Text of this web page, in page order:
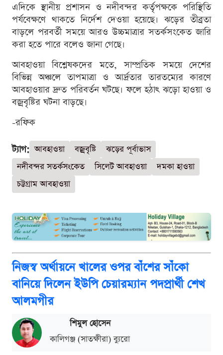
এদিকে স্থানীয় প্রশাসন ও নদীবন্দর কর্তৃপক্ষকে পরিস্থিতি
পর্যবেক্ষণে থাকতে নির্দেশ দেওয়া হয়েছে। ঝড়ের তীব্রতা
বাড়লে পরবর্তী সময়ে আরও উচ্চমাত্রার সতর্কসংকেত জারি
করা হতে পারে বলেও জানা গেছে।
আবহাওয়া বিশ্লেষকদের মতে, সাম্প্রতিক সময়ে দেশের
বিভিন্ন অঞ্চলে তাপমাত্রা ও আর্দ্রতার তারতম্যের কারণে
আবহাওয়ার দ্রুত পরিবর্তন ঘটছে। ফলে হঠাৎ ঝড়ো হাওয়া ও
বজ্রবৃষ্টির ঘটনা বাড়ছে।
-রফিক
ট্যাগ: আবহাওয়া বজ্রবৃষ্টি
ঝড়ের পূর্বাভাস
নদীবন্দর সতর্কসংকেত
সিলেট আবহাওয়া
দমকা হাওয়া
চট্টগ্রাম আবহাওয়া
নিজস্ব অর্থায়নে খালের ওপর বাঁশের সাঁকো
বানিয়ে দিলেন ইউপি চেয়ারম্যান পদপ্রার্থী শেখ
আলমগীর
শিমুল হোসেন
কালিগঞ্জ (সাতক্ষীরা) ব্যুরো